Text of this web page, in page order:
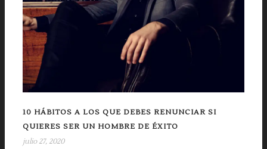
10 HÁBITOS A LOS QUE DEBES RENUNCIAR SI
QUIERES SER UN HOMBRE DE ÉXITO
julio 27, 2020